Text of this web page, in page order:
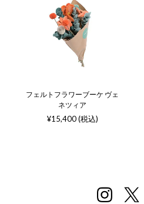
フェルトフラワーブーケ ヴェ
ネツィア
¥15,400 (税込)